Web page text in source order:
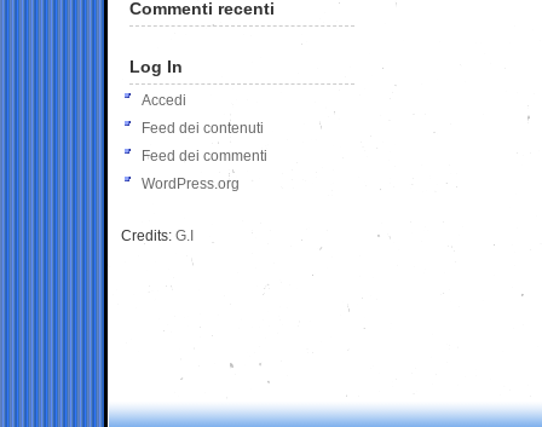
Commenti recenti
Log In
Accedi
Feed dei contenuti
Feed dei commenti
WordPress.org
Credits: G.I